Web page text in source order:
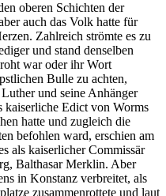
oberen Schichten der
auch das Volk hatte für
Zahlreich strömte es zu
und stand denselben
war oder ihr Wort
Bulle zu achten,
und seine Anhänger
kaiserliche Edict von Worms
hatte und zugleich die
befohlen ward, erschien am
als kaiserlicher Commissär
Balthasar Merklin. Aber
in Konstanz verbreitet, als
zusammenrottete und laut